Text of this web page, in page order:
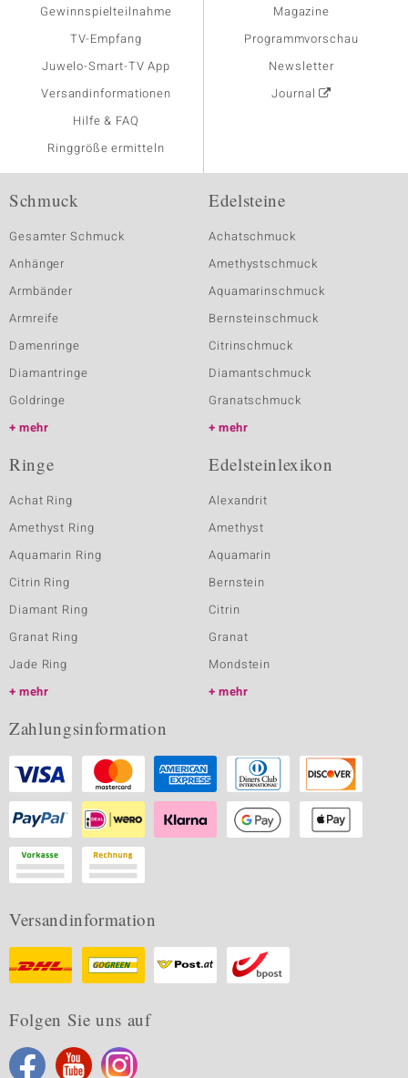
Gewinnspielteilnahme
TV-Empfang
Juwelo-Smart-TV App
Versandinformationen
Hilfe & FAQ
Ringgröße ermitteln
Magazine
Programmvorschau
Newsletter
Journal
Schmuck
Gesamter Schmuck
Anhänger
Armbänder
Armreife
Damenringe
Diamantringe
Goldringe
mehr
Edelsteine
Achatschmuck
Amethystschmuck
Aquamarinschmuck
Bernsteinschmuck
Citrinschmuck
Diamantschmuck
Granatschmuck
mehr
Ringe
Achat Ring
Amethyst Ring
Aquamarin Ring
Citrin Ring
Diamant Ring
Granat Ring
Jade Ring
mehr
Edelsteinlexikon
Alexandrit
Amethyst
Aquamarin
Bernstein
Citrin
Granat
Mondstein
mehr
Zahlungsinformation
Versandinformation
Folgen Sie uns auf